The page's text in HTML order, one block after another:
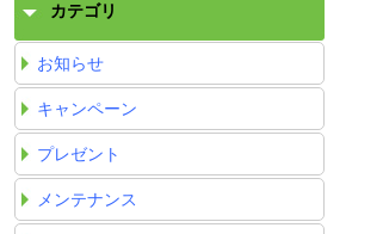
カテゴリ
お知らせ
キャンペーン
プレゼント
メンテナンス